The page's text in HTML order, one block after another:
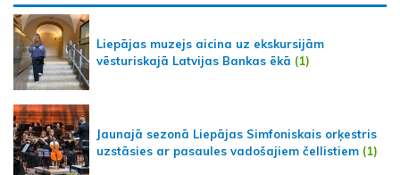
Liepājas muzejs aicina uz ekskursijām
vēsturiskajā Latvijas Bankas ēkā (1)
Jaunajā sezonā Liepājas Simfoniskais orķestris
uzstāsies ar pasaules vadošajiem čellistiem (1)